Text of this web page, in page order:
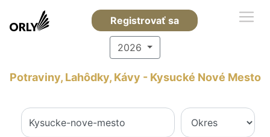
Registrovať sa
2026
Potraviny, Lahôdky, Kávy - Kysucké Nové Mesto